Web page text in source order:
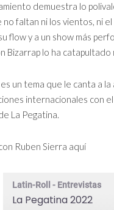
demuestra lo
faltan ni los vientos, ni
flow y a un show más
Bizarrap lo ha catapultado
es un tema que le canta a
internacionales con el
La Pegatina.
Ruben Sierra aquí
Latin-Roll - Entrevistas
La Pegatina 2022